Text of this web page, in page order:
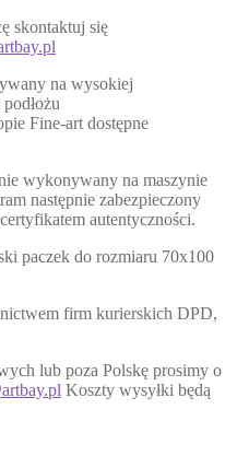
skontaktuj się
na wysokiej
Fine-art dostępne
wykonywany na maszynie
następnie zabezpieczony
autentyczności.
paczek do rozmiaru 70x100
firm kurierskich DPD,
lub poza Polskę prosimy o
Koszty wysyłki będą